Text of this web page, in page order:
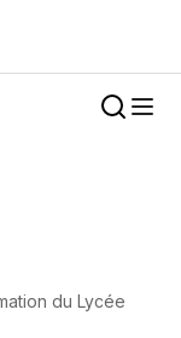
du Lycée